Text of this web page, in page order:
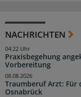
NACHRICHTEN
Praxisbegehung
Vorbereitung
04:22 Uhr
Traumberuf Arzt: Für
Osnabrück
08.08.2026